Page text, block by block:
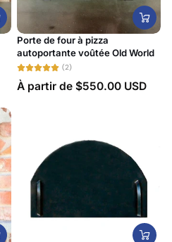
Alphabétique, de Z à
Prix: faible à élevé
Date, de la plus
Porte de four à pizza
autoportante voûtée Old World
(2)
À partir de $550.00 USD